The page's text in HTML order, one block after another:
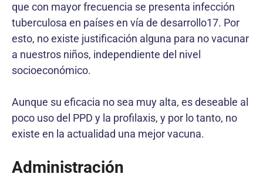
que con mayor frecuencia se presenta infección
tuberculosa en países en vía de desarrollo17. Por
esto, no existe justificación alguna para no vacunar
a nuestros niños, independiente del nivel
socioeconómico.
Aunque su eficacia no sea muy alta, es deseable al
poco uso del PPD y la profilaxis, y por lo tanto, no
existe en la actualidad una mejor vacuna.
Administración